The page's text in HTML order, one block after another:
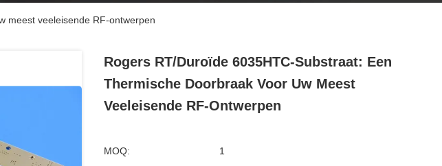
meest veeleisende RF-ontwerpen
Rogers RT/duroïde 6035HTC-Substraat: Een
Thermische Doorbraak Voor Uw Meest
Veeleisende RF-Ontwerpen
MOQ: 1